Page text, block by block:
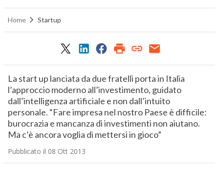
Home Startup
La start up lanciata da due fratelli porta in Italia
l’approccio moderno all’investimento, guidato
dall’intelligenza artificiale e non dall’intuito
personale. “Fare impresa nel nostro Paese è difficile:
burocrazia e mancanza di investimenti non aiutano.
Ma c’è ancora voglia di mettersi in gioco”
Pubblicato il 08 Ott 2013